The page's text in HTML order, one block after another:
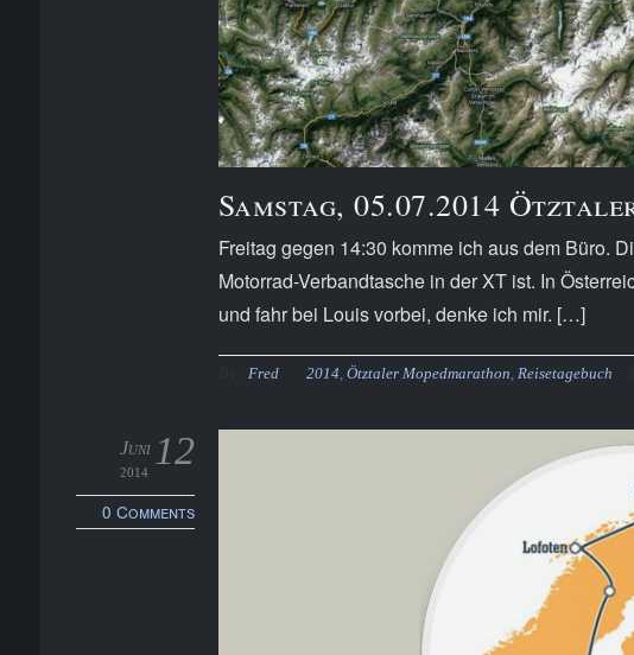
Samstag, 05.07.2014
Freitag gegen 14:30 komme ich aus dem Büro.
Motorrad-Verbandtasche in der XT ist. In
und fahr bei Louis vorbei, denke ich mir. […]
Fred 2014,Ötztaler Mopedmarathon,Reisetagebuch
12
Juni
2014
0 Comments